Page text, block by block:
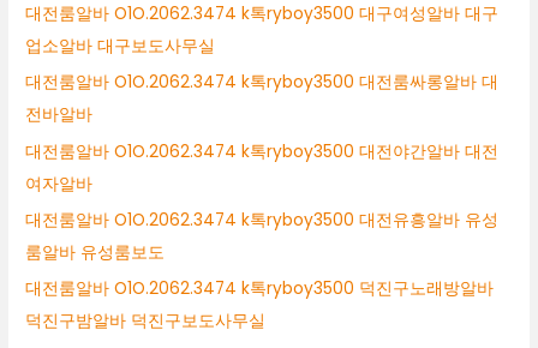
대전룸알바 O1O.2062.3474 k톡ryboy3500 대구여성알바 대구
업소알바 대구보도사무실
대전룸알바 O1O.2062.3474 k톡ryboy3500 대전룸싸롱알바 대
전바알바
대전룸알바 O1O.2062.3474 k톡ryboy3500 대전야간알바 대전
여자알바
대전룸알바 O1O.2062.3474 k톡ryboy3500 대전유흥알바 유성
룸알바 유성룸보도
대전룸알바 O1O.2062.3474 k톡ryboy3500 덕진구노래방알바
덕진구밤알바 덕진구보도사무실